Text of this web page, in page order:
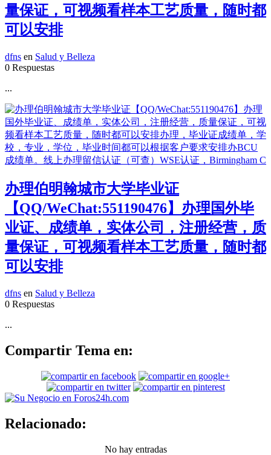
量保证，可视频看样本工艺质量，随时都
可以安排
dfns en Salud y Belleza
0 Respuestas
...
办理伯明翰城市大学毕业证
【QQ/WeChat:551190476】办理国外毕
业证、成绩单，实体公司，注册经营，质
量保证，可视频看样本工艺质量，随时都
可以安排
dfns en Salud y Belleza
0 Respuestas
...
Compartir Tema en:
Relacionado:
No hay entradas